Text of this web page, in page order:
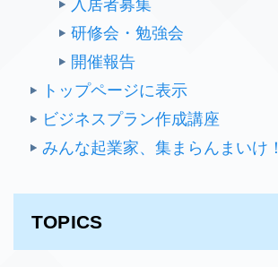
入居者募集
研修会・勉強会
開催報告
トップページに表示
ビジネスプラン作成講座
みんな起業家、集まらんまいけ！
TOPICS